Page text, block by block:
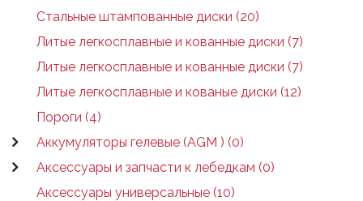
Стальные штампованные диски (20)
Литые легкосплавные и кованные диски (7)
Литые легкосплавные и кованные диски (7)
Литые легкосплавные и кованые диски (12)
Пороги (4)
Аккумуляторы гелевые (AGM ) (0)
Аксессуары и запчасти к лебедкам (0)
Аксессуары универсальные (10)